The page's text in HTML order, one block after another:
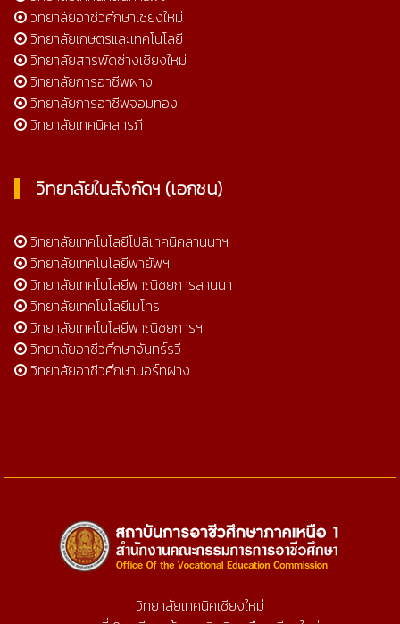
วิทยาลัยอาชีวศึกษาเชียงใหม่
วิทยาลัยเกษตรและเทคโนโลยี
วิทยาลัยสารพัดช่างเชียงใหม่
วิทยาลัยการอาชีพฝาง
วิทยาลัยการอาชีพจอมทอง
วิทยาลัยเทคนิคสารภี
วิทยาลัยในสังกัดฯ (เอกชน)
วิทยาลัยเทคโนโลยีโปลิเทคนิคลานนาฯ
วิทยาลัยเทคโนโลยีพายัพฯ
วิทยาลัยเทคโนโลยีพาณิชยการลานนา
วิทยาลัยเทคโนโลยีเมโทร
วิทยาลัยเทคโนโลยีพาณิชยการฯ
วิทยาลัยอาชีวศึกษาจันทร์รวี
วิทยาลัยอาชีวศึกษานอร์ทฝาง
วิทยาลัยเทคนิคเชียงใหม่